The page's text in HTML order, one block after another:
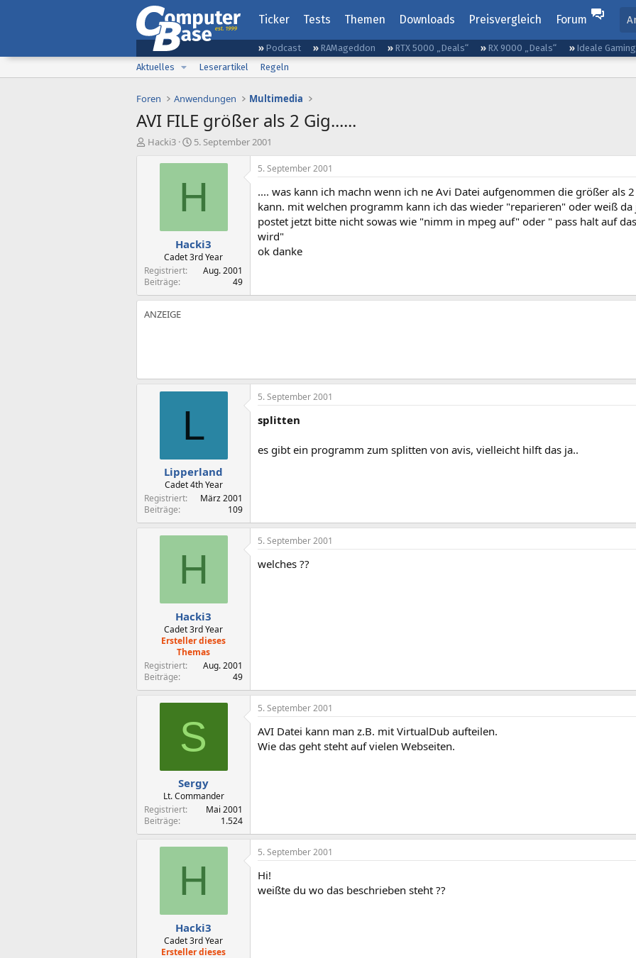
Ticker Tests Themen Downloads Preisvergleich Forum
Podcast RAMageddon RTX 5000 „Deals“ RX 9000 „Deals“ Ideale
Aktuelles
Leserartikel Regeln
Foren Anwendungen Multimedia
AVI FILE größer als 2 Gig......
E
Hacki3
E
s
e
t
a
m
5. September 2001
H
Hacki3
Cadet 3rd Year
Registriert
Aug. 2001
Beiträge
49
5. September 2001
.... was kann ich machn wenn ich ne Avi Datei aufgenommen die größer als
kann. mit welchen programm kann ich das wieder "reparieren" oder weiß da
postet jetzt bitte nicht sowas wie "nimm in mpeg auf" oder " pass halt auf
wird"
ok danke
L
Lipperland
Cadet 4th Year
Registriert
März 2001
Beiträge
109
5. September 2001
splitten
es gibt ein programm zum splitten von avis, vielleicht hilft das ja..
H
Hacki3
Cadet 3rd Year
Ersteller dieses
Themas
Registriert
Aug. 2001
Beiträge
49
5. September 2001
welches ??
S
Sergy
Lt. Commander
Registriert
Mai 2001
Beiträge
1.524
5. September 2001
AVI Datei kann man z.B. mit VirtualDub aufteilen.
Wie das geht steht auf vielen Webseiten.
H
Hacki3
Cadet 3rd Year
Ersteller dieses
5. September 2001
Hi!
weißte du wo das beschrieben steht ??